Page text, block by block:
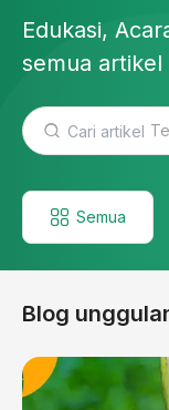
Edukasi,
semua artikel
Semua
Blog